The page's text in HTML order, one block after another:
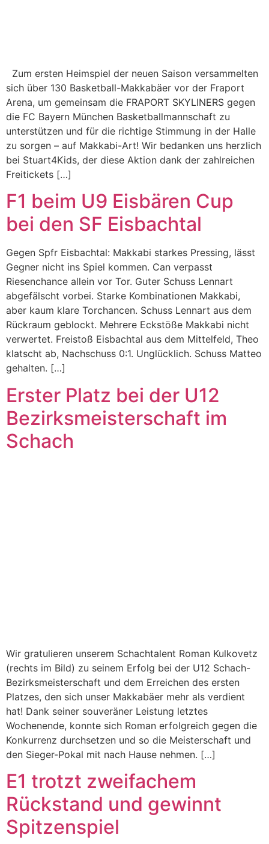
Zum ersten Heimspiel der neuen Saison versammelten
sich über 130 Basketball-Makkabäer vor der Fraport
Arena, um gemeinsam die FRAPORT SKYLINERS gegen
die FC Bayern München Basketballmannschaft zu
unterstützen und für die richtige Stimmung in der Halle
zu sorgen – auf Makkabi-Art! Wir bedanken uns herzlich
bei Stuart4Kids, der diese Aktion dank der zahlreichen
Freitickets […]
F1 beim U9 Eisbären Cup
bei den SF Eisbachtal
Gegen Spfr Eisbachtal: Makkabi starkes Pressing, lässt
Gegner nicht ins Spiel kommen. Can verpasst
Riesenchance allein vor Tor. Guter Schuss Lennart
abgefälscht vorbei. Starke Kombinationen Makkabi,
aber kaum klare Torchancen. Schuss Lennart aus dem
Rückraum geblockt. Mehrere Eckstöße Makkabi nicht
verwertet. Freistoß Eisbachtal aus dem Mittelfeld, Theo
klatscht ab, Nachschuss 0:1. Unglücklich. Schuss Matteo
gehalten. […]
Erster Platz bei der U12
Bezirksmeisterschaft im
Schach
Wir gratulieren unserem Schachtalent Roman Kulkovetz
(rechts im Bild) zu seinem Erfolg bei der U12 Schach-
Bezirksmeisterschaft und dem Erreichen des ersten
Platzes, den sich unser Makkabäer mehr als verdient
hat! Dank seiner souveräner Leistung letztes
Wochenende, konnte sich Roman erfolgreich gegen die
Konkurrenz durchsetzen und so die Meisterschaft und
den Sieger-Pokal mit nach Hause nehmen. […]
E1 trotzt zweifachem
Rückstand und gewinnt
Spitzenspiel